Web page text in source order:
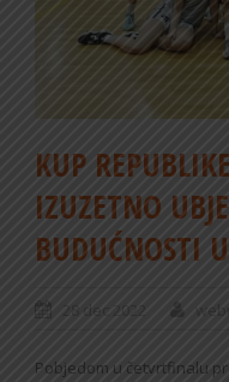
KUP
IZUZETNO
BUDUĆNOSTI
28 dec 2022
Pobjedom u četvrtfinalu